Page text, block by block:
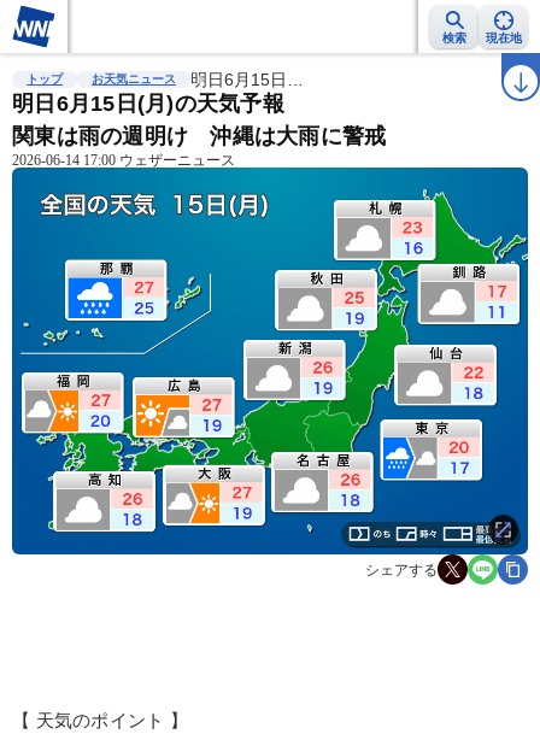
検索 現在地
雨雲レーダー 台風情報 地震情報 ラ
トップ お天気ニュース 明日6月15日…
明日6月15日(月)の天気予報
関東は雨の週明け 沖縄は大雨に警戒
2026-06-14 17:00 ウェザーニュース
シェアする
【 天気のポイント 】